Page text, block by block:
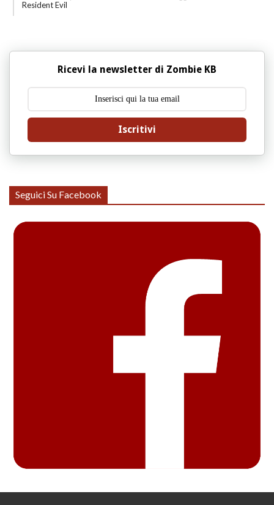
Resident Evil
Ricevi la newsletter di Zombie KB
Iscritivi
Seguici Su Facebook